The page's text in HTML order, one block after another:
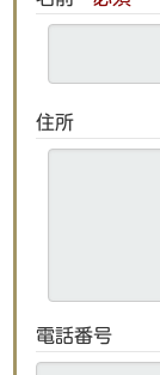
住所
電話番号